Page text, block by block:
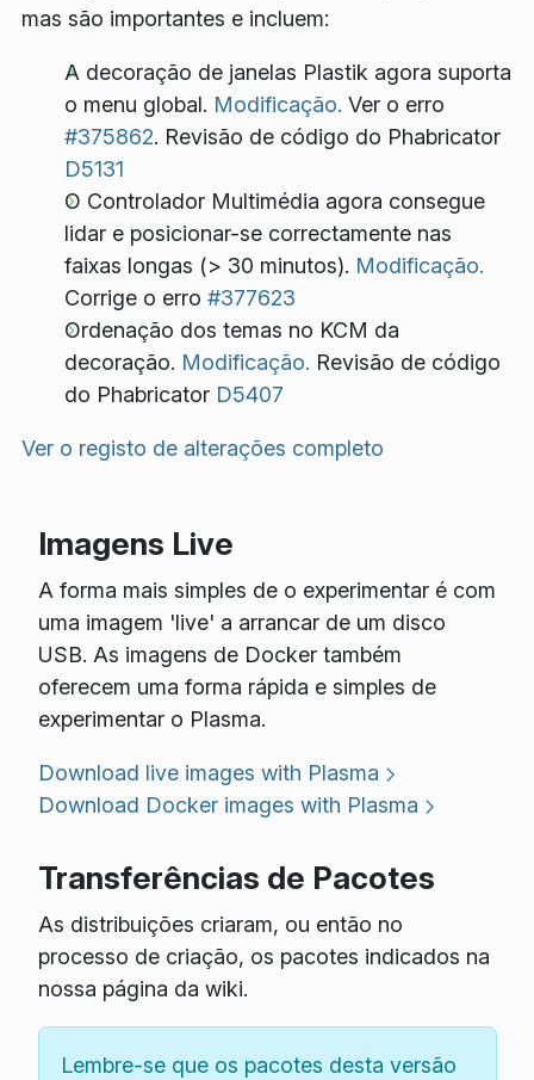
mas são importantes e incluem:
A decoração de janelas Plastik agora suporta
o menu global. Modificação. Ver o erro
#375862. Revisão de código do Phabricator
D5131
O Controlador Multimédia agora consegue
lidar e posicionar-se correctamente nas
faixas longas (> 30 minutos). Modificação.
Corrige o erro #377623
Ordenação dos temas no KCM da
decoração. Modificação. Revisão de código
do Phabricator D5407
Ver o registo de alterações completo
Imagens Live
A forma mais simples de o experimentar é com
uma imagem 'live' a arrancar de um disco
USB. As imagens de Docker também
oferecem uma forma rápida e simples de
experimentar o Plasma.
Download live images with Plasma
Download Docker images with Plasma
Transferências de Pacotes
As distribuições criaram, ou então no
processo de criação, os pacotes indicados na
nossa página da wiki.
Lembre-se que os pacotes desta versão